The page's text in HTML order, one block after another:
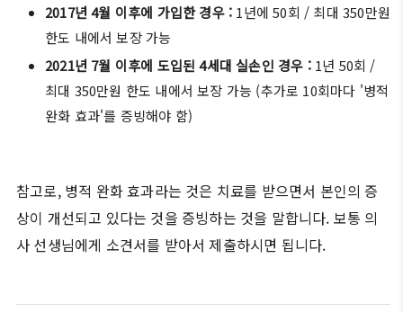
2017년 4월 이후에 가입한 경우 : 1년에 50회 / 최대 350만원
한도 내에서 보장 가능
2021년 7월 이후에 도입된 4세대 실손인 경우 :1년 50회 /
최대 350만원 한도 내에서 보장 가능 (추가로 10회마다 '병적
완화 효과'를 증빙해야 함)
참고로, 병적 완화 효과라는 것은 치료를 받으면서 본인의 증
상이 개선되고 있다는 것을 증빙하는 것을 말합니다. 보통 의
사 선생님에게 소견서를 받아서 제출하시면 됩니다.